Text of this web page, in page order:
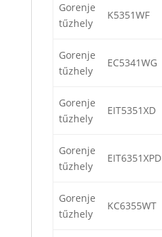
Gorenje
tűzhely
K5351WF
Gorenje
tűzhely
EC5341WG
Gorenje
tűzhely
EIT5351XD
Gorenje
tűzhely
EIT6351XPD
Gorenje
tűzhely
KC6355WT